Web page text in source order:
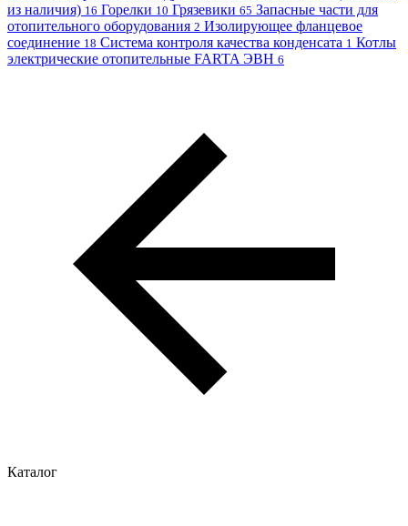
из наличия) 16 Горелки 10 Грязевики 65 Запасные части для
отопительного оборудования 2 Изолирующее фланцевое
соединение 18 Система контроля качества конденсата 1 Котлы
электрические отопительные FARTA ЭВН 6
Каталог